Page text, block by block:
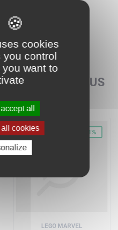
AUSSI VOUS
-31%
LEGO MARVEL
cookies
you control
want to
all
all cookies